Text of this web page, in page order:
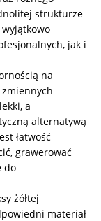
strukturze
jak i
na
a
alternatywą
łatwość
grawerować
do
żółtej
materiał